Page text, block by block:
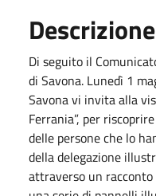
Descrizione
Di seguito il
di Savona. Lunedì 1
Savona vi invita alla
Ferrania”, per
delle persone che lo
della delegazione
attraverso un